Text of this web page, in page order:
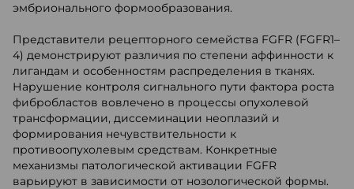
эмбрионального формообразования.
Представители рецепторного семейства FGFR (FGFR1–
4) демонстрируют различия по степени аффинности к
лигандам и особенностям распределения в тканях.
Нарушение контроля сигнального пути фактора роста
фибробластов вовлечено в процессы опухолевой
трансформации, диссеминации неоплазий и
формирования нечувствительности к
противоопухолевым средствам. Конкретные
механизмы патологической активации FGFR
варьируют в зависимости от нозологической формы.